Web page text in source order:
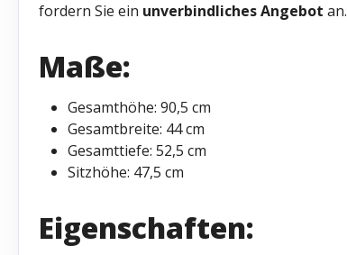
fordern Sie ein unverbindliches Angebot an.
Maße:
Gesamthöhe: 90,5 cm
Gesamtbreite: 44 cm
Gesamttiefe: 52,5 cm
Sitzhöhe: 47,5 cm
Eigenschaften: